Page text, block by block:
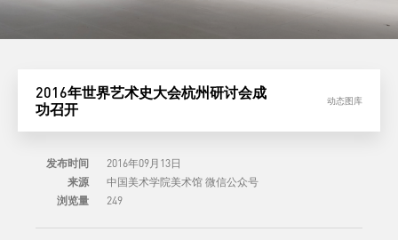
2016年世界艺术史大会杭州研讨会成
功召开
动态图库
发布时间
2016年09月13日
来源
中国美术学院美术馆 微信公众号
浏览量
249